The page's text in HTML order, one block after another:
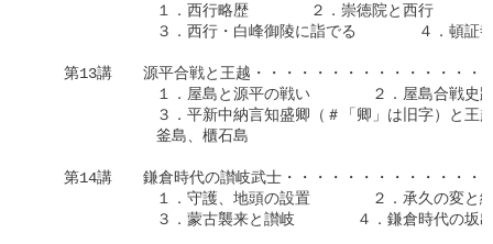
１．西行略歴　　　　２．崇徳院と西行
３．西行・白峰御陵に詣でる　　　　４．頓証寺
第13講　　源平合戦と王越・・・・・・・・・・・・・・・
１．屋島と源平の戦い　　　　２．屋島合戦史
３．平新中納言知盛卿（＃「卿」は旧字）と王越　
釜島、櫃石島
第14講　　鎌倉時代の讃岐武士・・・・・・・・・・・・・
１．守護、地頭の設置　　　　２．承久の変と綾顕
３．蒙古襲来と讃岐　　　　４．鎌倉時代の坂出